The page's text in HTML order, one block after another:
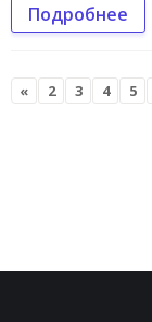
Подробнее
« 2 3 4 5